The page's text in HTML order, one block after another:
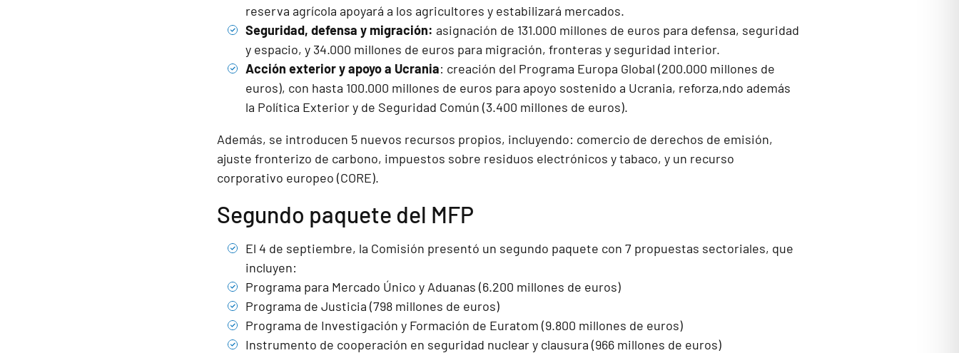
reserva agrícola apoyará a los agricultores y estabilizará mercados.
Seguridad, defensa y migración: asignación de 131.000 millones de euros para defensa, seguridad
y espacio, y 34.000 millones de euros para migración, fronteras y seguridad interior.
Acción exterior y apoyo a Ucrania: creación del Programa Europa Global (200.000 millones de
euros), con hasta 100.000 millones de euros para apoyo sostenido a Ucrania, reforza,ndo además
la Política Exterior y de Seguridad Común (3.400 millones de euros).
Además, se introducen 5 nuevos recursos propios, incluyendo: comercio de derechos de emisión,
ajuste fronterizo de carbono, impuestos sobre residuos electrónicos y tabaco, y un recurso
corporativo europeo (CORE).
Segundo paquete del MFP
El 4 de septiembre, la Comisión presentó un segundo paquete con 7 propuestas sectoriales, que
incluyen:
Programa para Mercado Único y Aduanas (6.200 millones de euros)
Programa de Justicia (798 millones de euros)
Programa de Investigación y Formación de Euratom (9.800 millones de euros)
Instrumento de cooperación en seguridad nuclear y clausura (966 millones de euros)